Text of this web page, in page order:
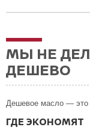
МЫ НЕ
ДЕШЕВО
Дешевое масло — это
ГДЕ ЭКОНОМЯТ